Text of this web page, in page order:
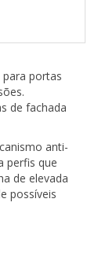
portas
de fachada
anti-
perfis que
de elevada
possíveis